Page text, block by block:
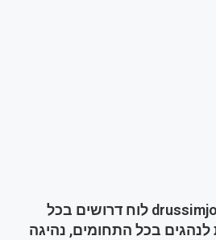
דרושים נהגים – drussimjobbs לוח דרושים בכל
בכל התחומים, נהיגה